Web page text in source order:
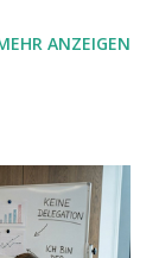
so einfach,
ANZEIGEN